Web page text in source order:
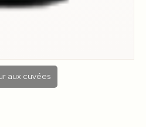
aux cuvées